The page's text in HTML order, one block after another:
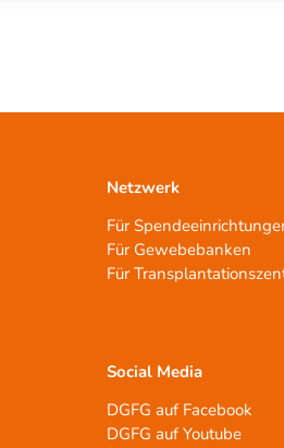
Netzwerk
Für
Für Gewebebanken
Für
Social Media
DGFG auf Facebook
DGFG auf Youtube